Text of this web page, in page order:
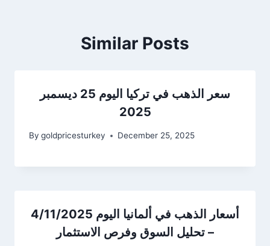
Similar Posts
سعر الذهب في تركيا اليوم 25 ديسمبر
2025
By goldpricesturkey December 25, 2025
أسعار الذهب في ألمانيا اليوم 4/11/2025
– تحليل السوق وفرص الاستثمار